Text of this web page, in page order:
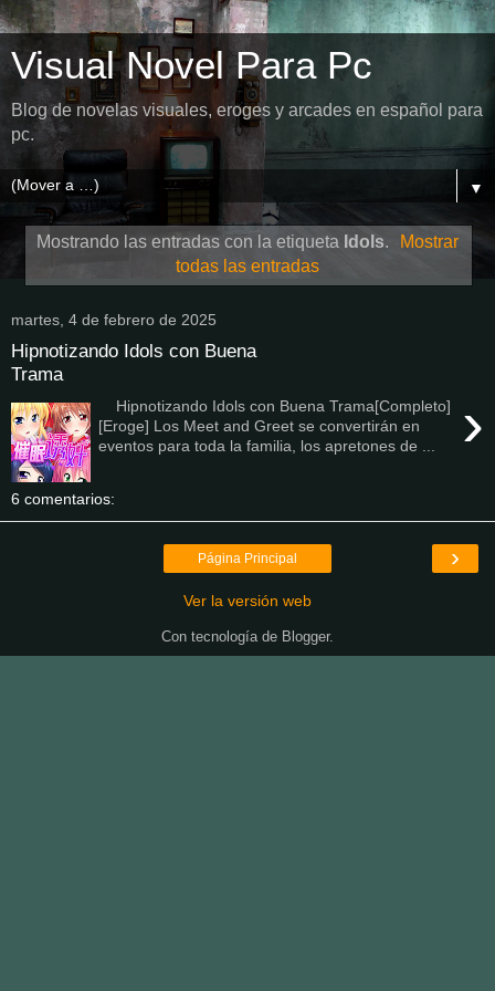
Visual Novel Para Pc
Blog de novelas visuales, eroges y arcades en español para
pc.
▼
Mostrando las entradas con la etiqueta Idols.
Mostrar
todas las entradas
martes, 4 de febrero de 2025
Hipnotizando Idols con Buena
Trama
›
Hipnotizando Idols con Buena Trama[Completo]
[Eroge] Los Meet and Greet se convertirán en
eventos para toda la familia, los apretones de ...
6 comentarios:
›
Página Principal
Ver la versión web
Con tecnología de Blogger.